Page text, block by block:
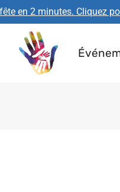
en 2 minutes. Cliquez